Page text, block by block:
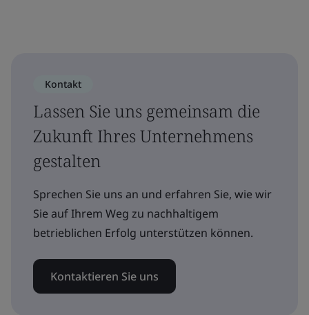
Kontakt
Lassen Sie uns gemeinsam die
Zukunft Ihres Unternehmens
gestalten
Sprechen Sie uns an und erfahren Sie, wie wir
Sie auf Ihrem Weg zu nachhaltigem
betrieblichen Erfolg unterstützen können.
Kontaktieren Sie uns